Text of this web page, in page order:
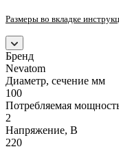
Размеры во вкладке
Бренд
Nevatom
Диаметр, сечение мм
100
Потребляемая
2
Напряжение, В
220